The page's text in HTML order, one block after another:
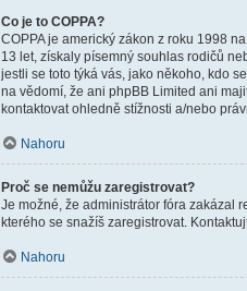
Co je to COPPA?
COPPA je americký zákon z roku 1998
13 let, získaly písemný souhlas rodičů
jestli se toto týká vás, jako někoho, kdo
na vědomí, že ani phpBB Limited ani
kontaktovat ohledně stížnosti a/nebo
Nahoru
Proč se nemůžu zaregistrovat?
Je možné, že administrátor fóra zakázal
kterého se snažíš zaregistrovat.
Nahoru